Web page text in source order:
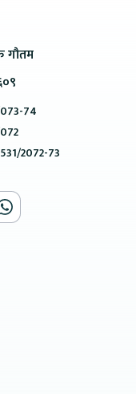
गौतम
74
531/2072-73